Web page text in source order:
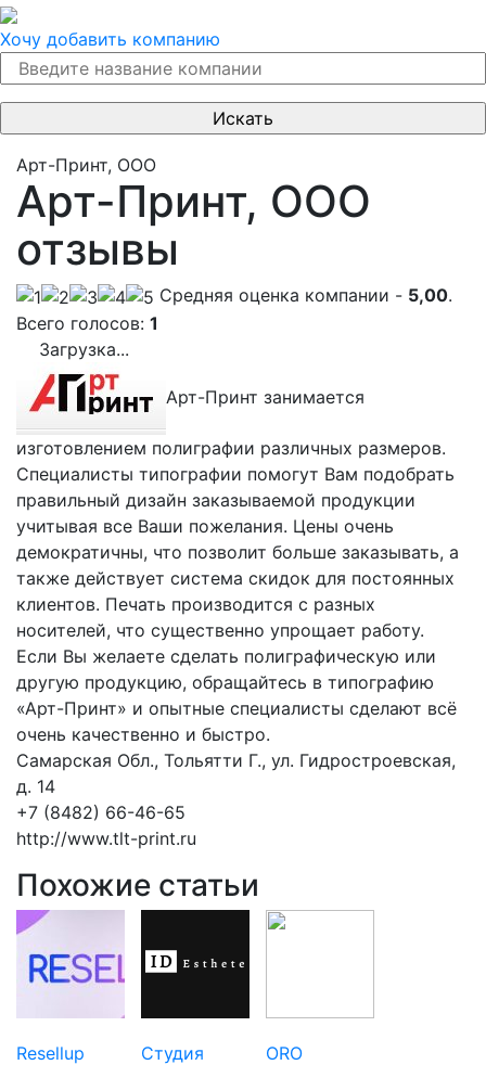
Хочу добавить компанию
Арт-Принт, ООО
Арт-Принт, ООО
отзывы
Cредняя оценка компании - 5,00.
Всего голосов: 1
Загрузка...
Арт-Принт занимается
изготовлением полиграфии различных размеров.
Специалисты типографии помогут Вам подобрать
правильный дизайн заказываемой продукции
учитывая все Ваши пожелания. Цены очень
демократичны, что позволит больше заказывать, а
также действует система скидок для постоянных
клиентов. Печать производится с разных
носителей, что существенно упрощает работу.
Если Вы желаете сделать полиграфическую или
другую продукцию, обращайтесь в типографию
«Арт-Принт» и опытные специалисты сделают всё
очень качественно и быстро.
Самарская Обл., Тольятти Г., ул. Гидростроевская,
д. 14
+7 (8482) 66-46-65
http://www.tlt-print.ru
Похожие статьи
Resellup
Студия
ORO